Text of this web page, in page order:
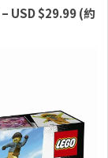
– USD $29.99 (約